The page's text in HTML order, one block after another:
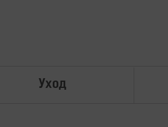
Уход